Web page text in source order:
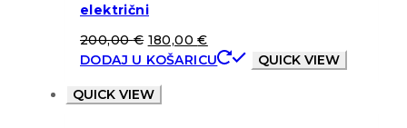
električni
200,00€ 180,00€
DODAJ U KOŠARICU
QUICK VIEW
QUICK VIEW